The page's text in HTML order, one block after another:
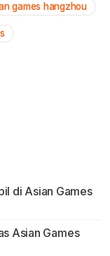
Mute
games hangzhou
di Asian Games
Asian Games